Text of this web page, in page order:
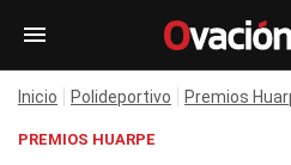
Inicio Polideportivo Premios
PREMIOS HUARPE